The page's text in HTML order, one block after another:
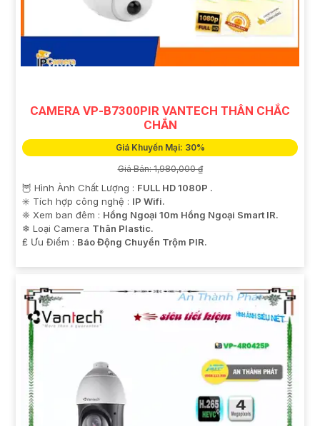
CAMERA VP-B7300PIR VANTECH THÂN CHẮC
CHẮN
Giá Khuyến Mại: 30%
Giá Bán: 1,980,000 ₫
🦉 Hình Ành Chất Lượng : FULL HD 1080P .
✳️ Tích hợp công nghệ : IP Wifi.
❈ Xem ban đêm : Hồng Ngoại 10m Hồng Ngoại Smart IR.
❄ Loại Camera Thân Plastic.
️₤ Ưu Điểm : Báo Động Chuyển Trộm PIR.